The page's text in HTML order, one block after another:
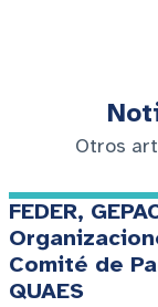
Otros
FEDER,
Comité de
QUAES